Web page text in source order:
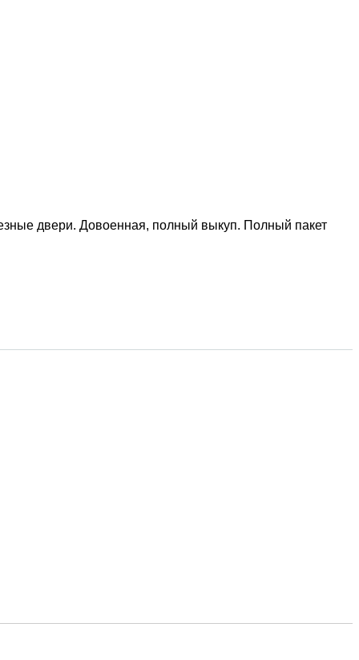
двери. Довоенная, полный выкуп. Полный пакет